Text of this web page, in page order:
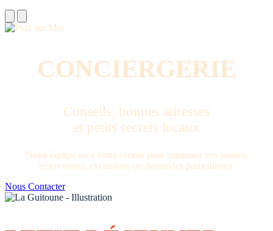
CONCIERGERIE
Conseils, bonnes adresses
et petits secrets locaux
Notre équipe est à votre écoute pour organiser vos sorties,
réservations, excursions ou demandes particulières.
Nous Contacter